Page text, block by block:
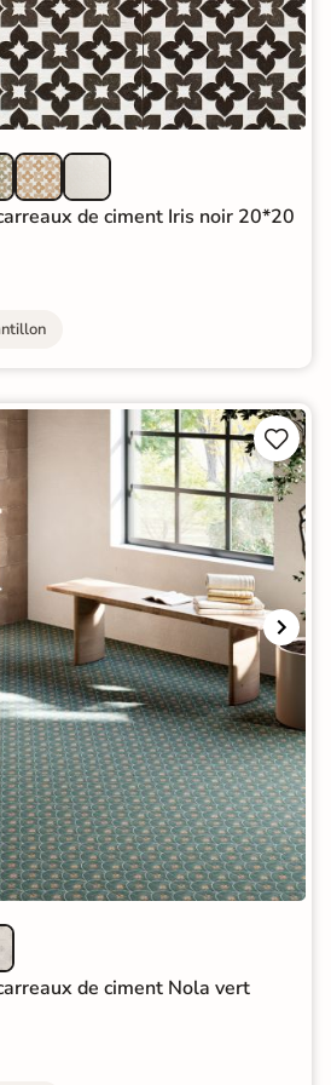
de ciment Iris noir 20*20


de ciment Nola vert